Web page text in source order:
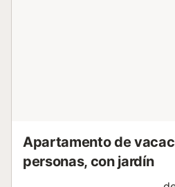
Apartamento de
personas, con jardín